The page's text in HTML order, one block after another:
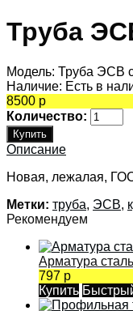
Труба
Модель: Труба ЭСВ
Наличие: Есть в
8500 р
Количество:
Описание
Новая, лежалая,
Метки: труба, ЭСВ,
Рекомендуем
Арматура
797 р
Купить